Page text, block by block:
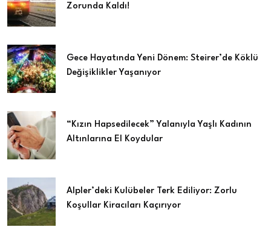
Zorunda Kaldı!
Gece Hayatında Yeni Dönem: Steirer’de Köklü
Değişiklikler Yaşanıyor
“Kızın Hapsedilecek” Yalanıyla Yaşlı Kadının
Altınlarına El Koydular
Alpler’deki Kulübeler Terk Ediliyor: Zorlu
Koşullar Kiracıları Kaçırıyor